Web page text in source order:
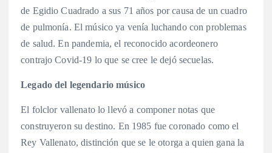
de Egidio Cuadrado a sus 71 años por causa de un cuadro
de pulmonía. El músico ya venía luchando con problemas
de salud. En pandemia, el reconocido acordeonero
contrajo Covid-19 lo que se cree le dejó secuelas.
Legado del legendario músico
El folclor vallenato lo llevó a componer notas que
construyeron su destino. En 1985 fue coronado como el
Rey Vallenato, distinción que se le otorga a quien gana la